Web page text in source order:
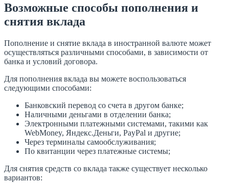
Возможные способы пополнения и
снятия вклада
Пополнение и снятие вклада в иностранной валюте может
осуществляться различными способами, в зависимости от
банка и условий договора.
Для пополнения вклада вы можете воспользоваться
следующими способами:
Банковский перевод со счета в другом банке;
Наличными деньгами в отделении банка;
Электронными платежными системами, такими как
WebMoney, Яндекс.Деньги, PayPal и другие;
Через терминалы самообслуживания;
По квитанции через платежные системы;
Для снятия средств со вклада также существует несколько
вариантов: